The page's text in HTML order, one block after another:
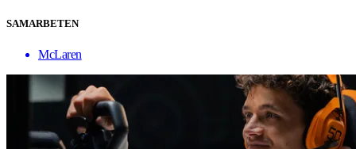
SAMARBETEN
McLaren